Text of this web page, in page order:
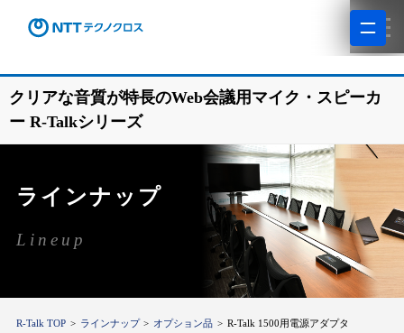
クリアな音質が特長のWeb会議用マイク・スピーカ
ー R-Talkシリーズ
ラインナップ
Lineup
R-Talk TOP ラインナップ オプション品 R-Talk 1500用電源アダプタ